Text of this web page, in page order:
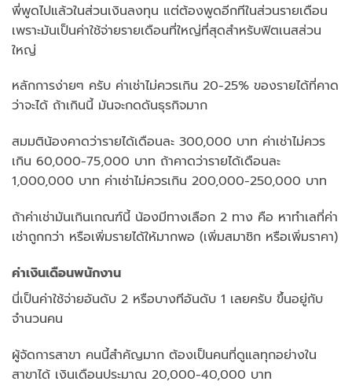
พี่พูดไปแล้วในส่วนเงินลงทุน แต่ต้องพูดอีกทีในส่วนรายเดือน
เพราะมันเป็นค่าใช้จ่ายรายเดือนที่ใหญ่ที่สุดสำหรับฟิตเนสส่วน
ใหญ่
หลักการง่ายๆ ครับ ค่าเช่าไม่ควรเกิน 20-25% ของรายได้ที่คาด
ว่าจะได้ ถ้าเกินนี้ มันจะกดดันธุรกิจมาก
สมมติน้องคาดว่ารายได้เดือนละ 300,000 บาท ค่าเช่าไม่ควร
เกิน 60,000-75,000 บาท ถ้าคาดว่ารายได้เดือนละ
1,000,000 บาท ค่าเช่าไม่ควรเกิน 200,000-250,000 บาท
ถ้าค่าเช่ามันเกินเกณฑ์นี้ น้องมีทางเลือก 2 ทาง คือ หาทำเลที่ค่า
เช่าถูกกว่า หรือเพิ่มรายได้ให้มากพอ (เพิ่มสมาชิก หรือเพิ่มราคา)
ค่าเงินเดือนพนักงาน
นี่เป็นค่าใช้จ่ายอันดับ 2 หรือบางทีอันดับ 1 เลยครับ ขึ้นอยู่กับ
จำนวนคน
ผู้จัดการสาขา คนนี้สำคัญมาก ต้องเป็นคนที่ดูแลทุกอย่างใน
สาขาได้ เงินเดือนประมาณ 20,000-40,000 บาท